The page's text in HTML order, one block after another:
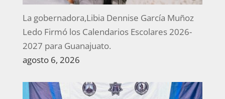
La gobernadora,Libia Dennise García Muñoz
Ledo Firmó los Calendarios Escolares 2026-
2027 para Guanajuato.
agosto 6, 2026